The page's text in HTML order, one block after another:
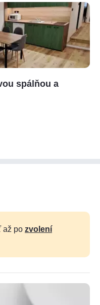
spálňou a
až po zvolení